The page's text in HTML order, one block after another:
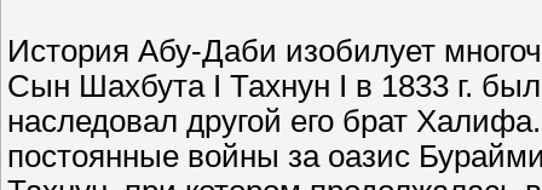
История Абу-Даби изобилует
Сын Шахбута I Тахнун I в 1833 г.
наследовал другой его брат
постоянные войны за оазис